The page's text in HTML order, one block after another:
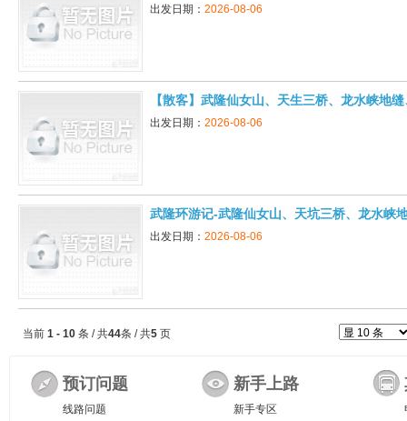
出发日期： 2026-08-06
【散客】武隆仙女山、天生三桥、龙水峡地
出发日期： 2026-08-06
武隆环游记-武隆仙女山、天坑三桥、龙水峡
出发日期： 2026-08-06
当前 1 - 10 条 / 共44条 / 共5 页
预订问题
线路问题
新手上路
新手专区